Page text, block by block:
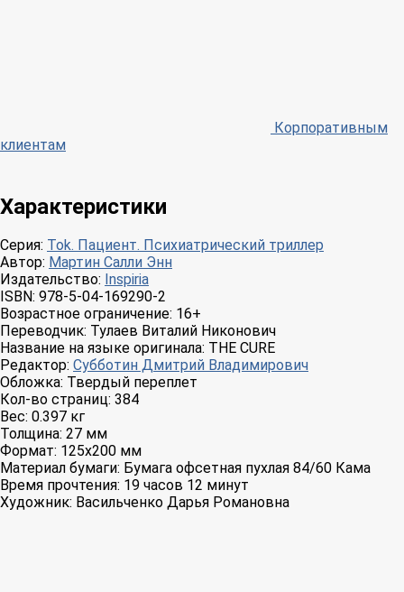
Корпоративным
клиентам
Характеристики
Серия: Tok. Пациент. Психиатрический триллер
Автор: Мартин Салли Энн
Издательство: Inspiria
ISBN: 978-5-04-169290-2
Возрастное ограничение: 16+
Переводчик: Тулаев Виталий Никонович
Название на языке оригинала: THE CURE
Редактор: Субботин Дмитрий Владимирович
Обложка: Твердый переплет
Кол-во страниц: 384
Вес: 0.397 кг
Толщина: 27 мм
Формат: 125x200 мм
Материал бумаги: Бумага офсетная пухлая 84/60 Кама
Время прочтения: 19 часов 12 минут
Художник: Васильченко Дарья Романовна